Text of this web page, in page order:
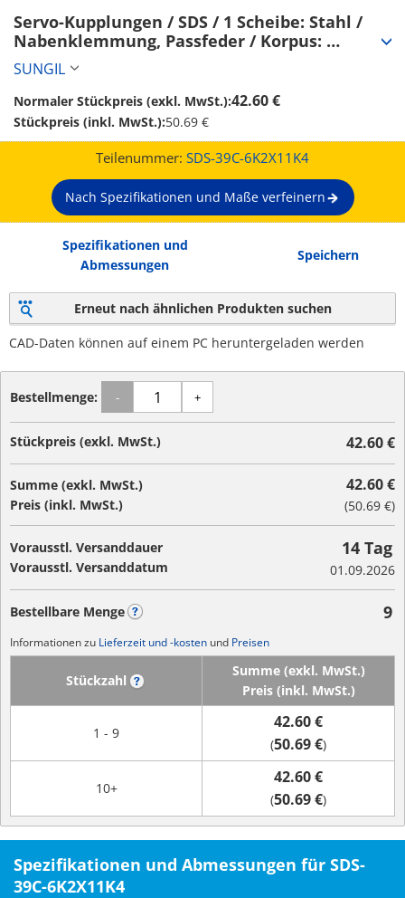
Servo-Kupplungen / SDS / 1 Scheibe: Stahl /
Nabenklemmung, Passfeder / Korpus:
Aluminium (SDS-39C-6K2X11K4)
SUNGIL
Normaler Stückpreis (exkl. MwSt.):42.60 €
Stückpreis (inkl. MwSt.):50.69 €
Teilenummer: SDS-39C-6K2X11K4
Nach Spezifikationen und Maße verfeinern
Spezifikationen und
Abmessungen
Speichern
Erneut nach ähnlichen Produkten suchen
CAD-Daten können auf einem PC heruntergeladen werden
Bestellmenge: - +
Stückpreis (exkl. MwSt.) 42.60 €
Summe (exkl. MwSt.)
Preis (inkl. MwSt.)
42.60 €
(50.69 €)
Vorausstl. Versanddauer
Vorausstl. Versanddatum
14 Tag
01.09.2026
Bestellbare Menge 9
Informationen zu Lieferzeit und -kosten und Preisen
Stückzahl
Summe (exkl. MwSt.)
Preis (inkl. MwSt.)
1 - 9
42.60 €
(50.69 €)
10+
42.60 €
(50.69 €)
Spezifikationen und Abmessungen für SDS-
39C-6K2X11K4